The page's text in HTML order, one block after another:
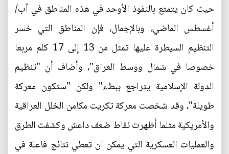
حيث كان يتمتع بالنفوذ الأوحد في هذه المناطق في آب/
أغسطس الماضي، وبالإجمال، فإن المناطق التي خسر
التنظيم السيطرة عليها تمثل من 13 إلى 17 كلم مربعا
خصوصا في شمال ووسط العراق"، وأضاف أن "تنظيم
الدولة الإسلامية يتراجع ببطء" ولكن "ستكون معركة
طويلة"، وقد شخصت معركة تكريت مكامن الخلل العراقية
والأمريكية مثلما أظهرت نقاط ضعف داعش وكشفت الطرق
والعمليات العسكرية التي يمكن ان تعطي نتائج فاعلة في